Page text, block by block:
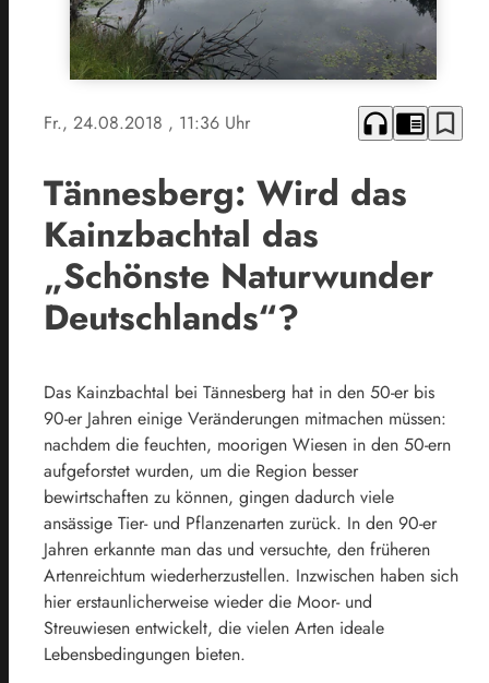
Fr., 24.08.2018 , 11:36 Uhr headphones chrome_reader_mode bookmark_border
Tännesberg: Wird das
Kainzbachtal das
„Schönste Naturwunder
Deutschlands“?
Das Kainzbachtal bei Tännesberg hat in den 50-er bis
90-er Jahren einige Veränderungen mitmachen müssen:
nachdem die feuchten, moorigen Wiesen in den 50-ern
aufgeforstet wurden, um die Region besser
bewirtschaften zu können, gingen dadurch viele
ansässige Tier- und Pflanzenarten zurück. In den 90-er
Jahren erkannte man das und versuchte, den früheren
Artenreichtum wiederherzustellen. Inzwischen haben sich
hier erstaunlicherweise wieder die Moor- und
Streuwiesen entwickelt, die vielen Arten ideale
Lebensbedingungen bieten.